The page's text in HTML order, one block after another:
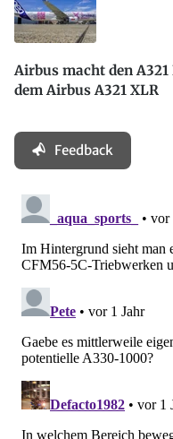
Airbus macht den
dem Airbus A321 XLR
Feedback